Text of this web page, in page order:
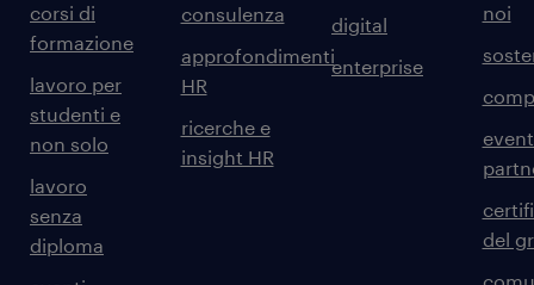
corsi di
formazione
lavoro per
studenti e
non solo
lavoro
senza
diploma
consulenza
approfondimenti
HR
ricerche e
insight HR
digital
enterprise
noi
del